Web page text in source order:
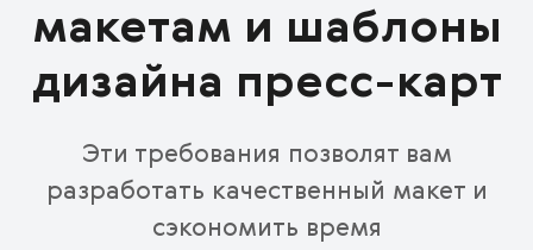
макетам и шаблоны
дизайна пресс-карт
Эти требования позволят вам
разработать качественный макет и
сэкономить время